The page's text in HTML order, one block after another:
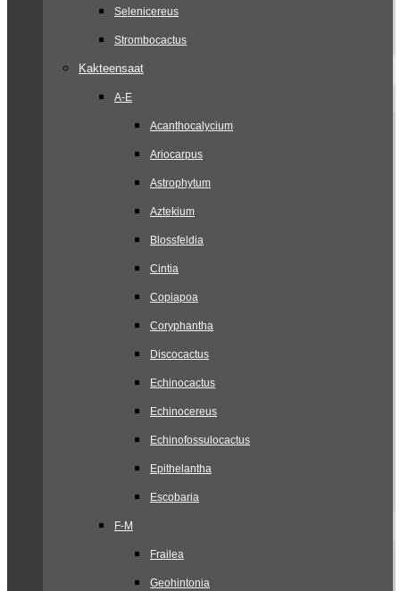
Selenicereus
Strombocactus
Kakteensaat
A-E
Acanthocalycium
Ariocarpus
Astrophytum
Aztekium
Blossfeldia
Cintia
Copiapoa
Coryphantha
Discocactus
Echinocactus
Echinocereus
Echinofossulocactus
Epithelantha
Escobaria
F-M
Frailea
Geohintonia